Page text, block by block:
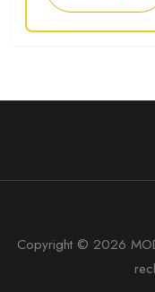
Copyright © 2026